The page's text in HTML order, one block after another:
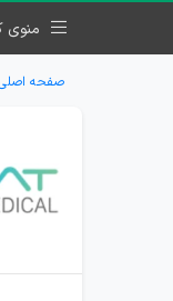
منوی
صفحه